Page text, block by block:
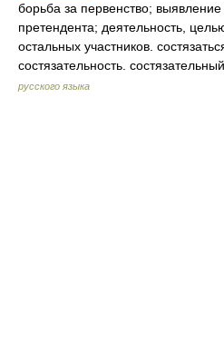
борьба за первенство;
претендента; деятельность,
остальных участников.
состязательность.
русского языка